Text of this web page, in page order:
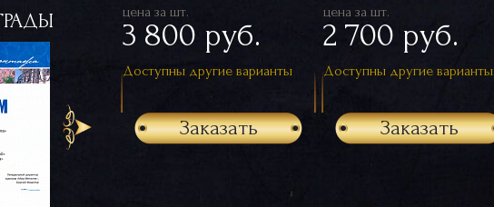
цена за шт.
3 800 руб.
Доступны другие варианты
Заказать
цена за шт.
2 700 руб.
Доступны другие варианты
Заказать